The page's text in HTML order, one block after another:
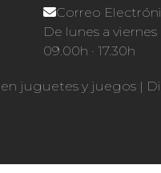
Correo
De lunes a
09.00h · 17.30h
juguetes y juegos |